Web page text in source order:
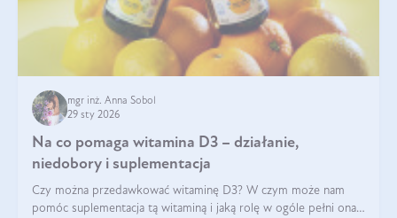
mgr inż. Anna Sobol
29 sty 2026
Na co pomaga witamina D3 – działanie,
niedobory i suplementacja
Czy można przedawkować witaminę D3? W czym może nam
pomóc suplementacja tą witaminą i jaką rolę w ogóle pełni ona